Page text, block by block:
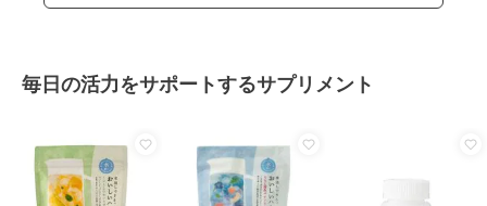
毎日の活力をサポートするサプリメント